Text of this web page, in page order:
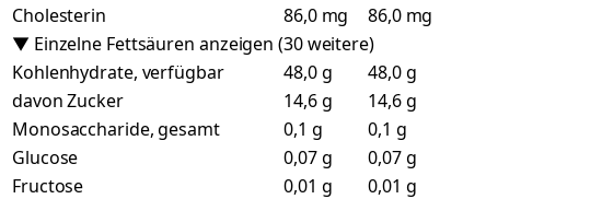
Cholesterin
86,0 mg
86,0 mg
▼ Einzelne Fettsäuren anzeigen (30 weitere)
Kohlenhydrate, verfügbar
48,0 g
48,0 g
davon Zucker
14,6 g
14,6 g
Monosaccharide, gesamt
0,1 g
0,1 g
Glucose
0,07 g
0,07 g
Fructose
0,01 g
0,01 g